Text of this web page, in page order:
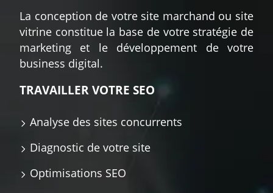
La conception de votre site marchand ou site
vitrine constitue la base de votre stratégie de
marketing et le développement de votre
business digital.
TRAVAILLER VOTRE SEO
Analyse des sites concurrents
Diagnostic de votre site
Optimisations SEO